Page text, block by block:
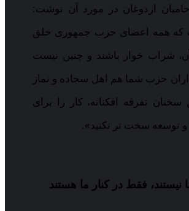
اردوغان در مورد آن نوشت:
که همه اعضای حزب جمهوری خلق
شراب خوار باشند و چنین نیست
حزب شما هم اهل سجاده و نماز
سخنان تفرقه افکنانه، کار را برای
توسعه سخت تر نکنید».
نیستند، فقط در کنار ما هستند